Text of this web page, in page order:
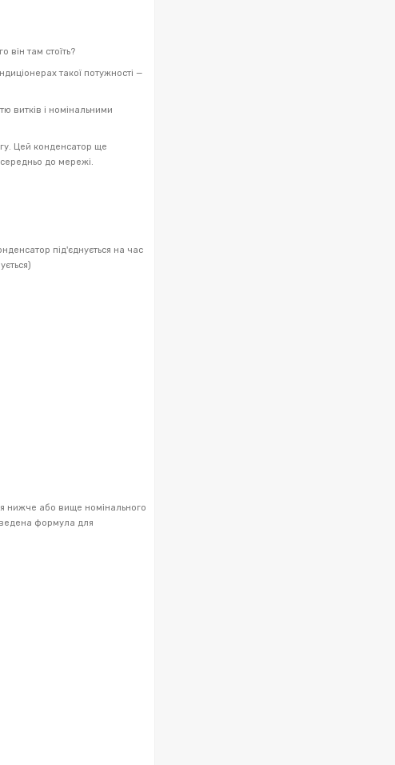
він там стоїть?
такої потужності —
витків і номінальними
Цей конденсатор ще
до мережі.
під'єднується на час
нижче або вище номінального
формула для